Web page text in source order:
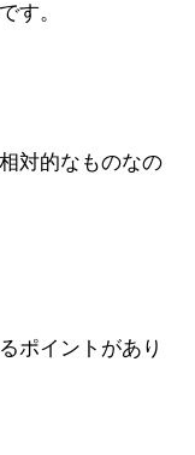
す。
対的なものなの
ポイントがあり